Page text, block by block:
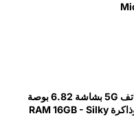
OnePlus 12 هاتف 5G بشاشة 6.82 بوصة
وسعة 512GB وذاكرة RAM 16GB - Silky